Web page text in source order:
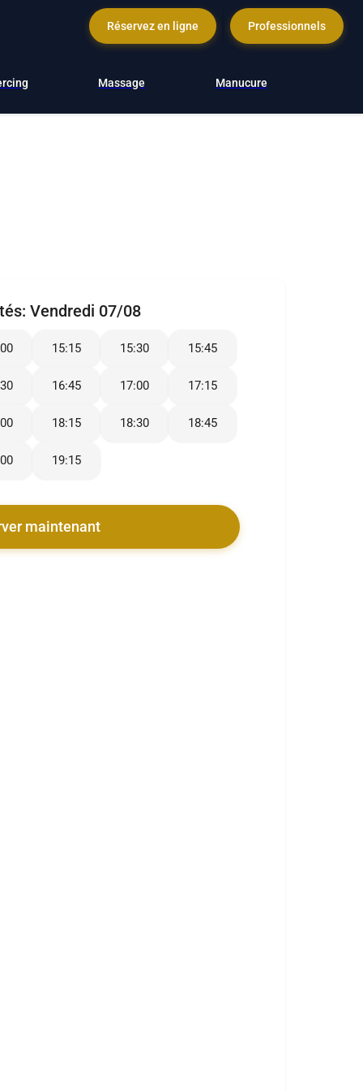
Réservez en ligne Professionnels
Massage Manucure
Vendredi 07/08
15:15 15:30 15:45
16:45 17:00 17:15
18:15 18:30 18:45
19:15
maintenant